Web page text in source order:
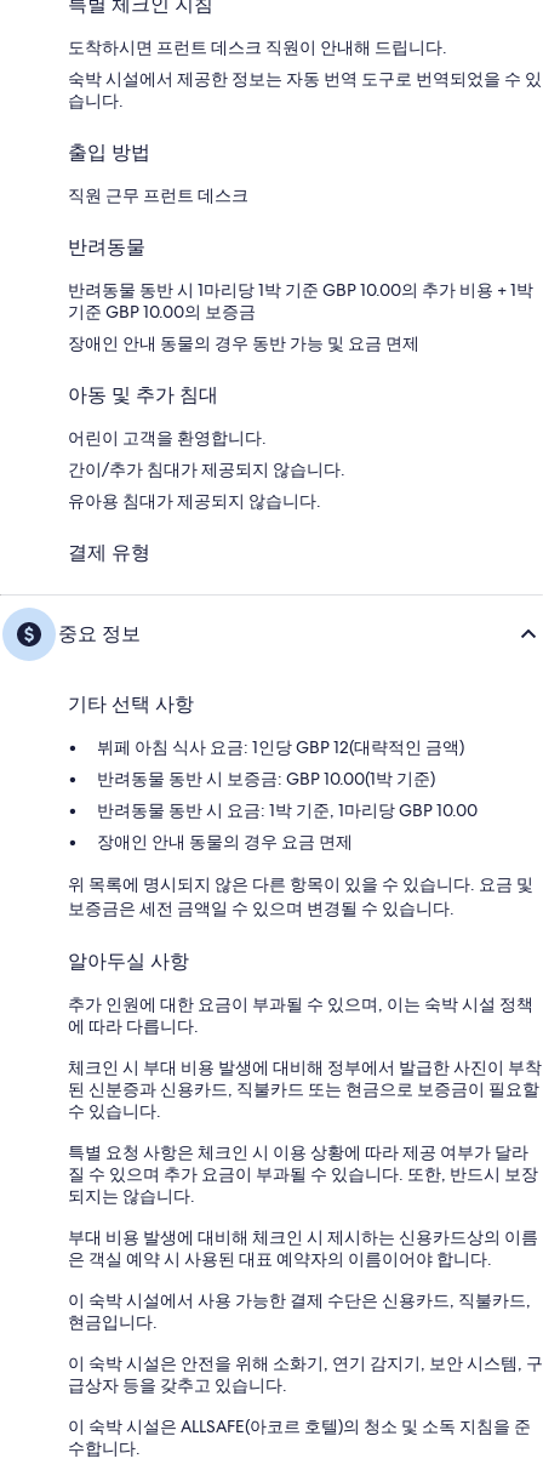
도착하시면 프런트 데스크 직원이 안내해 드립니다.
숙박 시설에서 제공한 정보는 자동 번역 도구로 번역되었을 수 있
습니다.
출입 방법
직원 근무 프런트 데스크
반려동물
반려동물 동반 시 1마리당 1박 기준 GBP 10.00의 추가 비용 + 1박
기준 GBP 10.00의 보증금
장애인 안내 동물의 경우 동반 가능 및 요금 면제
아동 및 추가 침대
어린이 고객을 환영합니다.
간이/추가 침대가 제공되지 않습니다.
유아용 침대가 제공되지 않습니다.
결제 유형
중요 정보
기타 선택 사항
뷔페 아침 식사 요금: 1인당 GBP 12(대략적인 금액)
반려동물 동반 시 보증금: GBP 10.00(1박 기준)
반려동물 동반 시 요금: 1박 기준, 1마리당 GBP 10.00
장애인 안내 동물의 경우 요금 면제
위 목록에 명시되지 않은 다른 항목이 있을 수 있습니다. 요금 및
보증금은 세전 금액일 수 있으며 변경될 수 있습니다.
알아두실 사항
추가 인원에 대한 요금이 부과될 수 있으며, 이는 숙박 시설 정책
에 따라 다릅니다.
체크인 시 부대 비용 발생에 대비해 정부에서 발급한 사진이 부착
된 신분증과 신용카드, 직불카드 또는 현금으로 보증금이 필요할
수 있습니다.
특별 요청 사항은 체크인 시 이용 상황에 따라 제공 여부가 달라
질 수 있으며 추가 요금이 부과될 수 있습니다. 또한, 반드시 보장
되지는 않습니다.
부대 비용 발생에 대비해 체크인 시 제시하는 신용카드상의 이름
은 객실 예약 시 사용된 대표 예약자의 이름이어야 합니다.
이 숙박 시설에서 사용 가능한 결제 수단은 신용카드, 직불카드,
현금입니다.
이 숙박 시설은 안전을 위해 소화기, 연기 감지기, 보안 시스템, 구
급상자 등을 갖추고 있습니다.
이 숙박 시설은 ALLSAFE(아코르 호텔)의 청소 및 소독 지침을 준
수합니다.